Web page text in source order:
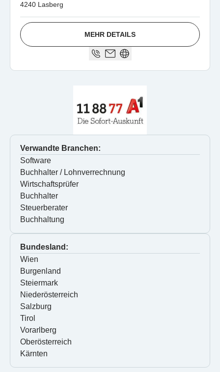
4240 Lasberg
MEHR DETAILS
Verwandte Branchen:
Software
Buchhalter / Lohnverrechnung
Wirtschaftsprüfer
Buchhalter
Steuerberater
Buchhaltung
Bundesland:
Wien
Burgenland
Steiermark
Niederösterreich
Salzburg
Tirol
Vorarlberg
Oberösterreich
Kärnten